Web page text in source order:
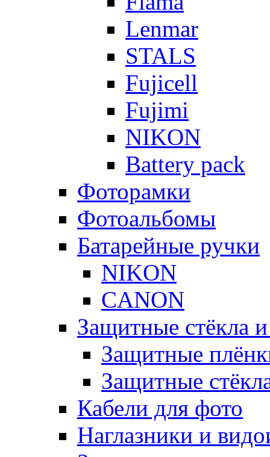
Lenmar
STALS
Fujicell
Fujimi
NIKON
Battery pack
Фоторамки
Фотоальбомы
Батарейные ручки
NIKON
CANON
Защитные стёкла
Защитные
Защитные
Кабели для фото
Наглазники и